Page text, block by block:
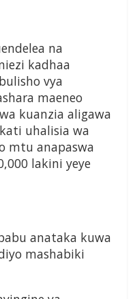
na
kadhaa
vya
maeneo
kuanzia aligawa
uhalisia wa
mtu anapaswa
lakini yeye
anataka kuwa
mashabiki